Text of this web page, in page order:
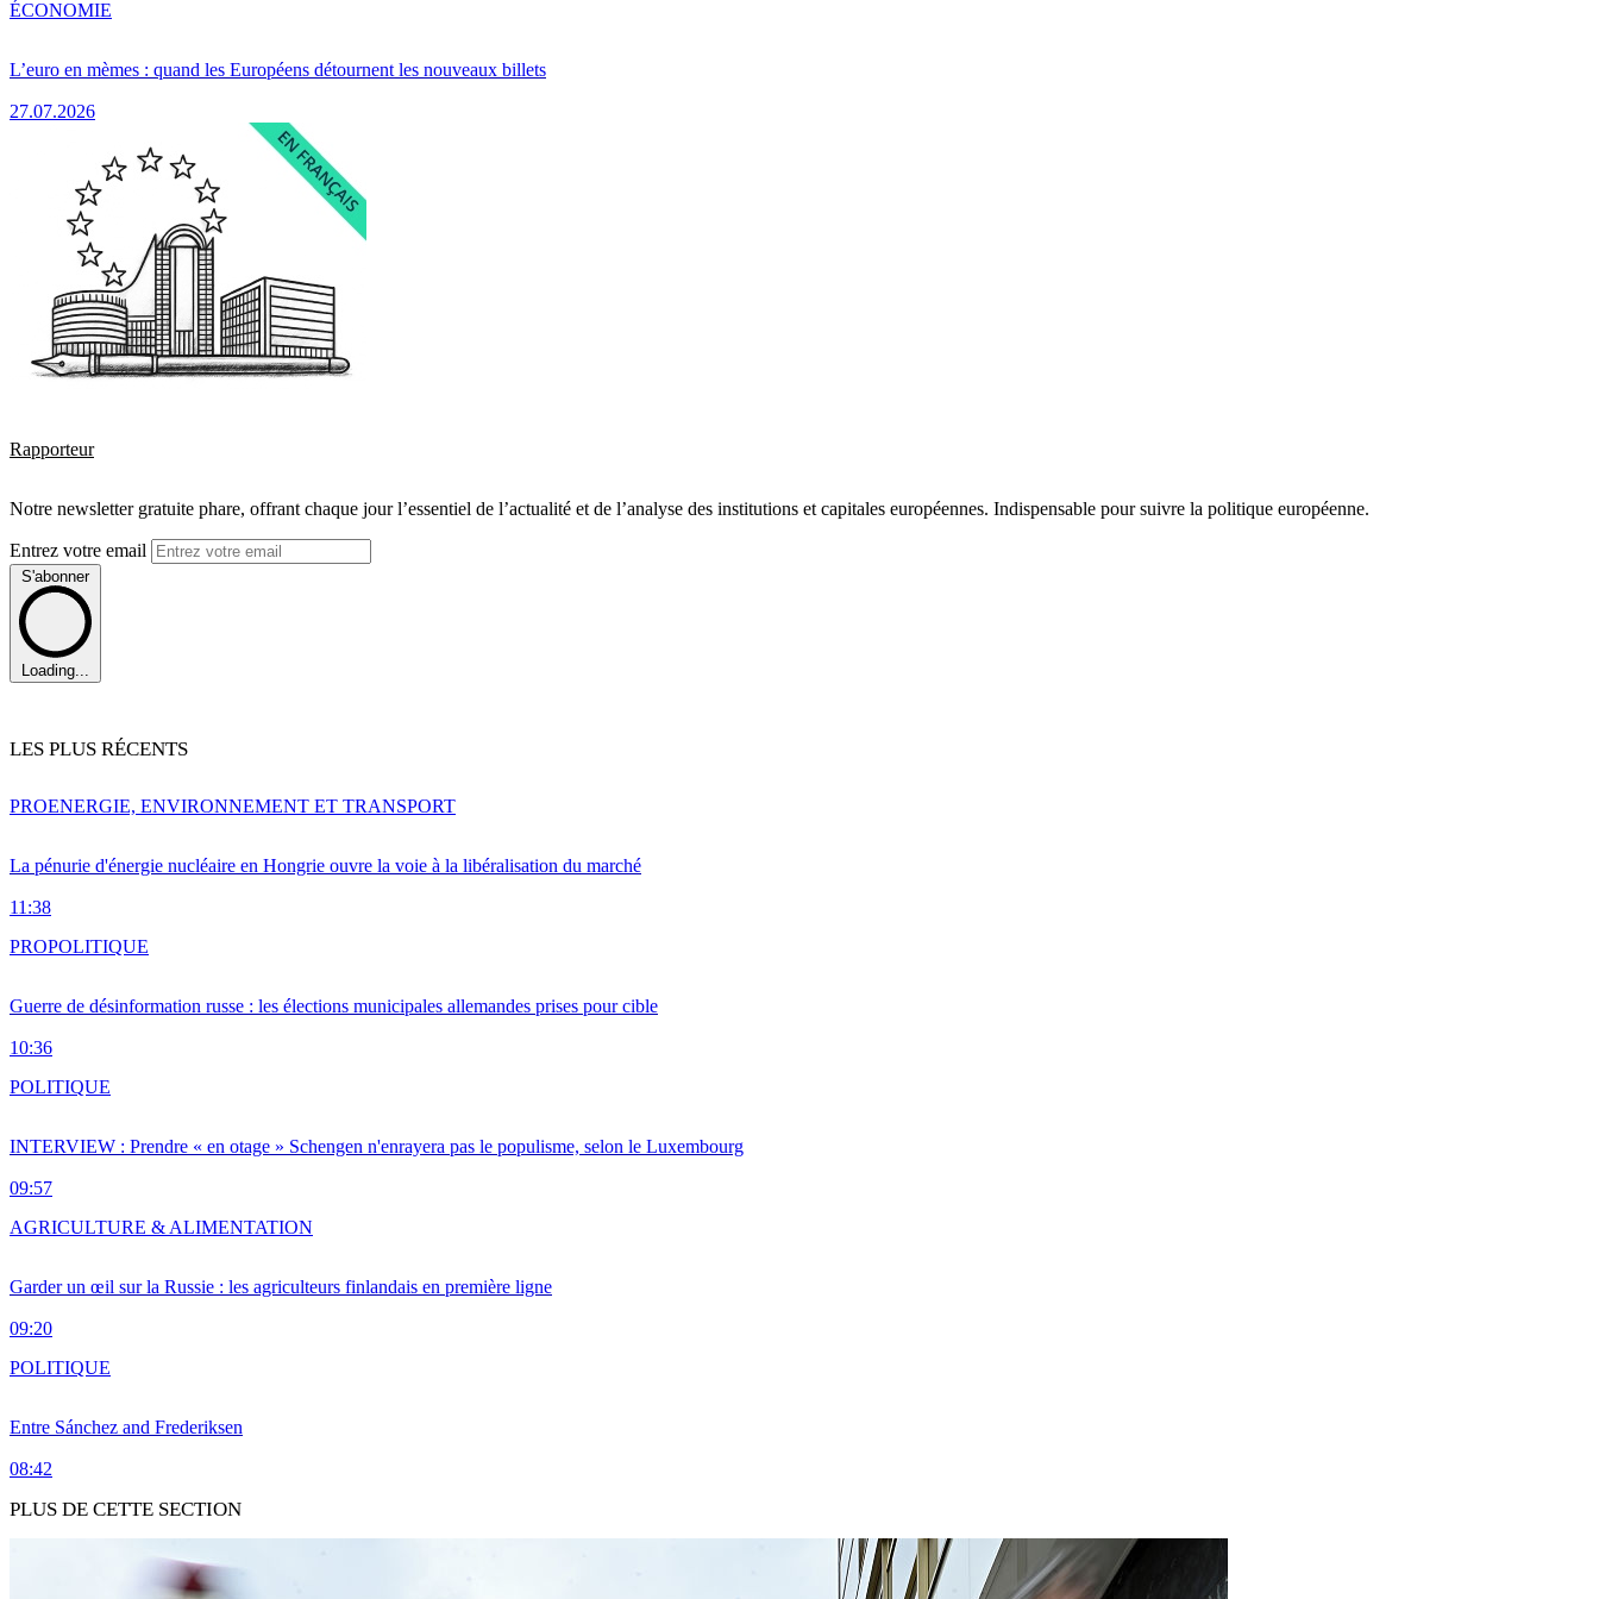
L’euro en mèmes : quand les Européens détournent les nouveaux billets
27.07.2026
ÉCONOMIE
Rapporteur
Notre newsletter gratuite phare, offrant chaque jour l’essentiel de l’actualité et de l’analyse des institutions et capitales européennes. Indispensable pour suivre la politique européenne.
Entrez votre email
S'abonner
Loading...
LES PLUS RÉCENTS
La pénurie d'énergie nucléaire en Hongrie ouvre la voie à la libéralisation du marché
11:38
PROENERGIE, ENVIRONNEMENT ET TRANSPORT
Guerre de désinformation russe : les élections municipales allemandes prises pour cible
10:36
PROPOLITIQUE
INTERVIEW : Prendre « en otage » Schengen n'enrayera pas le populisme, selon le Luxembourg
09:57
POLITIQUE
Garder un œil sur la Russie : les agriculteurs finlandais en première ligne
09:20
AGRICULTURE & ALIMENTATION
Entre Sánchez and Frederiksen
08:42
POLITIQUE
PLUS DE CETTE SECTION